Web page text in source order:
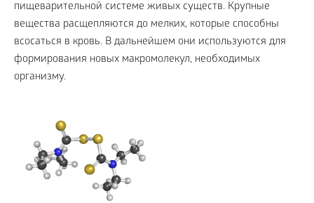
пищеварительной системе живых существ. Крупные
вещества расщепляются до мелких, которые способны
всосаться в кровь. В дальнейшем они используются для
формирования новых макромолекул, необходимых
организму.